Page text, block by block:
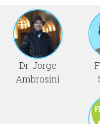
Dr. Jorge
Ambrosini